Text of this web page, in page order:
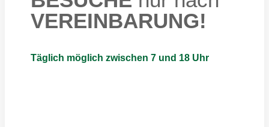
VEREINBARUNG!
Täglich möglich zwischen 7 und 18 Uhr